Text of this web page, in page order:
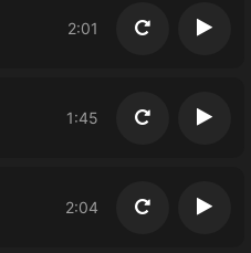
2:01 Повторить
1:45 Повторить
2:04 Повторить